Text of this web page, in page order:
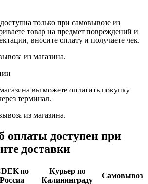
только при самовывозе из
товар на предмет повреждений и
вносите оплату и получаете чек.
из магазина.
вы можете оплатить покупку
терминал.
из магазина.
оплаты доступен при
доставки
по
России
Курьер по
Калининграду
Самовывоз